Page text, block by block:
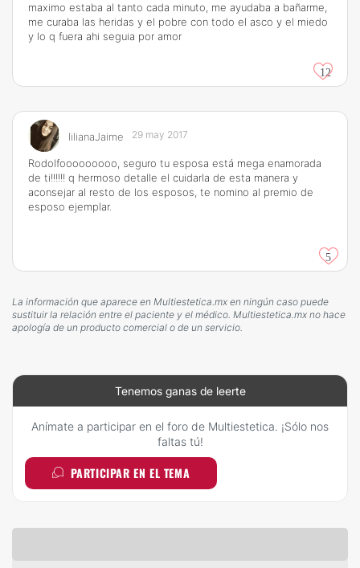
maximo estaba al tanto cada minuto, me ayudaba a bañarme,
me curaba las heridas y el pobre con todo el asco y el miedo
y lo q fuera ahi seguia por amor
12
lilianaJaime 29 may 2017
Rodolfooooooooo, seguro tu esposa está mega enamorada
de ti!!!!!! q hermoso detalle el cuidarla de esta manera y
aconsejar al resto de los esposos, te nomino al premio de
esposo ejemplar.
5
La información que aparece en Multiestetica.mx en ningún caso puede
sustituir la relación entre el paciente y el médico. Multiestetica.mx no hace
apología de un producto comercial o de un servicio.
Tenemos ganas de leerte
Anímate a participar en el foro de Multiestetica. ¡Sólo nos
faltas tú!
PARTICIPAR EN EL TEMA